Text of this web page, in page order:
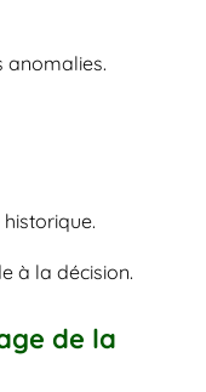
anomalies.
à la décision.
de la